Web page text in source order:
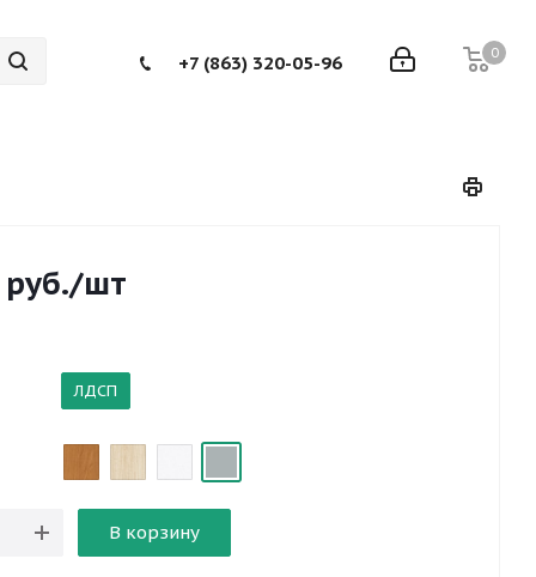
0
+7 (863) 320-05-96
руб./шт
ЛДСП
В корзину